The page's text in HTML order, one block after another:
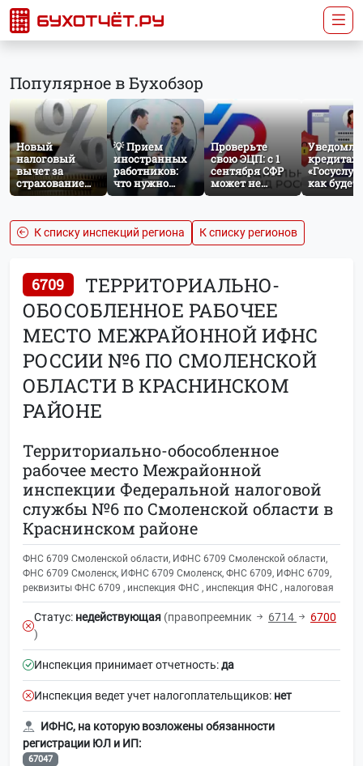
Популярное в Бухобзор
Новый
налоговый
вычет за
страхование
жизни: что
сентября 2026
года
💡 Прием
иностранных
работников:
что нужно
знать
кадровику
Проверьте
свою ЭЦП: с 1
сентября СФР
может не
принять
нужного
атрибута в
сертификате
кредитах
как будет
работать
К списку инспекций региона
К списку регионов
6709
ТЕРРИТОРИАЛЬНО-
ОБОСОБЛЕННОЕ РАБОЧЕЕ
МЕСТО МЕЖРАЙОННОЙ ИФНС
РОССИИ №6 ПО СМОЛЕНСКОЙ
ОБЛАСТИ В КРАСНИНСКОМ
РАЙОНЕ
Территориально-обособленное
рабочее место Межрайонной
инспекции Федеральной налоговой
службы №6 по Смоленской области в
Краснинском районе
ФНС 6709 Смоленской области, ИФНС 6709 Смоленской области,
ФНС 6709 Смоленск, ИФНС 6709 Смоленск, ФНС 6709, ИФНС 6709,
реквизиты ФНС 6709 , инспекция ФНС , инспекция ФНС , налоговая
Статус: недействующая (правопреемник 6714
6700
)
Инспекция принимает отчетность:да
Инспекция ведет учет налогоплательщиков: нет
ИФНС, на которую возложены обязанности
регистрации ЮЛ и ИП:
67047